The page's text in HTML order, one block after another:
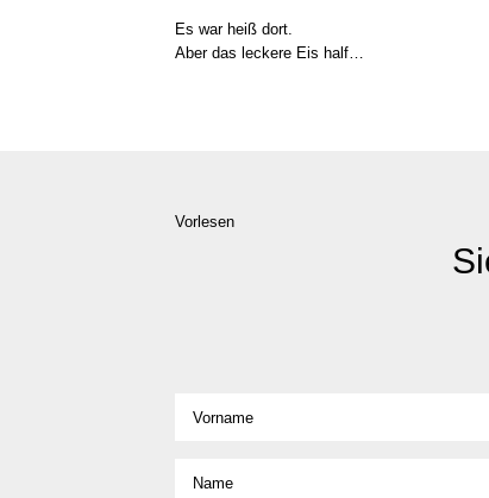
Es war heiß dort.
Aber das lecke­re Eis half…
Vorlesen